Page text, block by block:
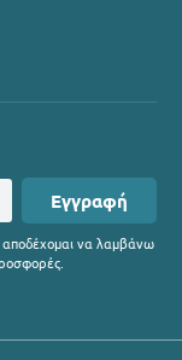
Εγγραφή
αποδέχομαι να λαμβάνω